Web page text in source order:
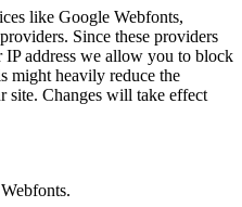
like Google Webfonts,
Since these providers
address we allow you to block
might heavily reduce the
site. Changes will take effect